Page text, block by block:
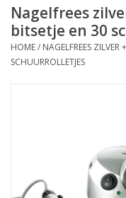
Acrylpoeder
Aluminium koffer/Trolley
Nagelfrees
bitsetje en 30
HOME/ NAGELFREES ZILVER
SCHUURROLLETJES